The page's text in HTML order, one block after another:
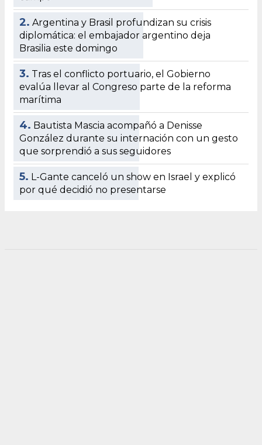
2. Argentina y Brasil profundizan su crisis
diplomática: el embajador argentino deja
Brasilia este domingo
3. Tras el conflicto portuario, el Gobierno
evalúa llevar al Congreso parte de la reforma
marítima
4. Bautista Mascia acompañó a Denisse
González durante su internación con un gesto
que sorprendió a sus seguidores
5. L-Gante canceló un show en Israel y explicó
por qué decidió no presentarse